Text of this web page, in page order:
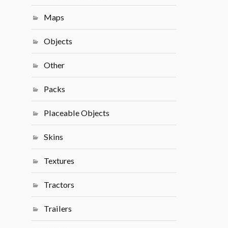
Maps
Objects
Other
Packs
Placeable Objects
Skins
Textures
Tractors
Trailers